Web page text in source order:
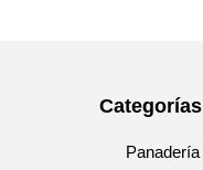
Categorías
Panadería